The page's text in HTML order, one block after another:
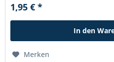
1,95 € *
In den
Merken